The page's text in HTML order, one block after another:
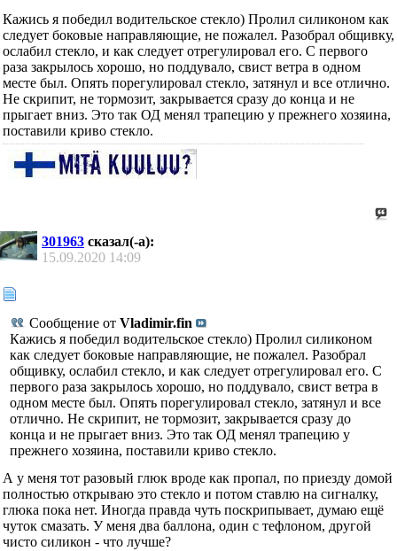
Кажись я победил водительское стекло) Пролил силиконом как
следует боковые направляющие, не пожалел. Разобрал общивку,
ослабил стекло, и как следует отрегулировал его. С первого
раза закрылось хорошо, но поддувало, свист ветра в одном
месте был. Опять порегулировал стекло, затянул и все отлично.
Не скрипит, не тормозит, закрывается сразу до конца и не
прыгает вниз. Это так ОД менял трапецию у прежнего хозяина,
поставили криво стекло.
301963 сказал(-а):
15.09.2020 14:09
Сообщение от Vladimir.fin
Кажись я победил водительское стекло) Пролил силиконом
как следует боковые направляющие, не пожалел. Разобрал
общивку, ослабил стекло, и как следует отрегулировал его. С
первого раза закрылось хорошо, но поддувало, свист ветра в
одном месте был. Опять порегулировал стекло, затянул и все
отлично. Не скрипит, не тормозит, закрывается сразу до
конца и не прыгает вниз. Это так ОД менял трапецию у
прежнего хозяина, поставили криво стекло.
А у меня тот разовый глюк вроде как пропал, по приезду домой
полностью открываю это стекло и потом ставлю на сигналку,
глюка пока нет. Иногда правда чуть поскрипывает, думаю ещё
чуток смазать. У меня два баллона, один с тефлоном, другой
чисто силикон - что лучше?